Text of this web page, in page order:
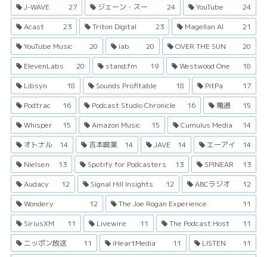
J-WAVE
27 ジェーン・スー 24 YouTube
24
Acast
23 Triton Digital 23 Magellan AI
21
YouTube Music
20 iab 20 OVER THE SUN
20
ElevenLabs
20 stand.fm 19 Westwood One
18
Libsyn
18 Sounds Profitable 18 PitPa
17
Podtrac
16 Podcast Studio Chronicle 16 電通
15
Whisper
15 Amazon Music 15 Cumulus Media
14
オトナル
14 吉本興業 14 JAVE 14 エーアイ
14
Nielsen
13 Spotify for Podcasters 13 SPINEAR
13
Audacy
12 Signal Hill Insights 12 ABCラジオ
12
Wondery
12 The Joe Rogan Experience
11
SiriusXM
11 Livewire 11 The Podcast Host
11
ニッポン放送
11 iHeartMedia 11 LISTEN
11